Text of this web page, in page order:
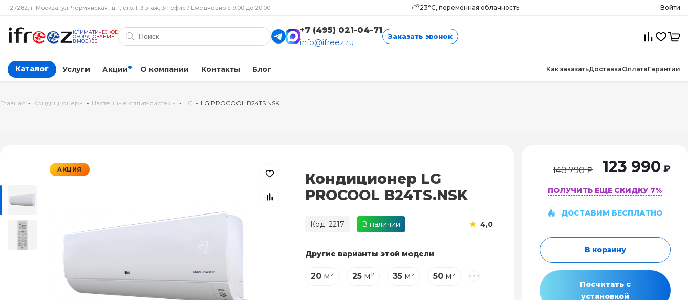
127282, г. Москва, ул. Чермянская, д. 1, стр. 1, 3 этаж, 311 офис / Ежедневно с 9:00 до 20:00 ⛅23°C, переменная облачность Войти
КЛИМАТИЧЕСКОЕ
ОБОРУДОВАНИЕ
В МОСКВЕ
+7 (495) 021-04-71
info@ifreez.ru
Заказать звонок
Каталог Услуги Акции О компании Контакты Блог Как заказатьДоставкаОплатаГарантии
Главная - Кондиционеры - Настенные сплит-системы - LG - LG PROCOOL B24TS.NSK
АКЦИЯ
Кондиционер LG
PROCOOL B24TS.NSK
Код: 2217 В наличии 4,0
Другие варианты этой модели
20м² 25м² 35м² 50м²
148 790 ₽ 123 990 ₽
ПОЛУЧИТЬ ЕЩЕ СКИДКУ 7%
ДОСТАВИМ БЕСПЛАТНО
В корзину
Посчитать с
установкой